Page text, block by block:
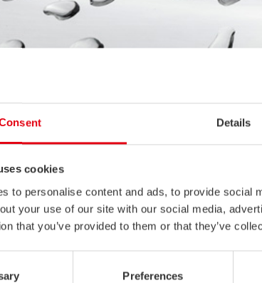
Details
cookies
to personalise content and ads, to provide social
your use of our site with our social media,
that you’ve provided to them or that they’ve
Preferences